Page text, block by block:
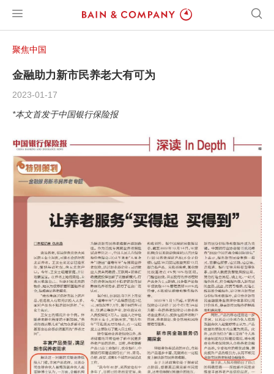
聚焦中国
金融助力新市民养老大有可为
2023-01-17
*本文首发于中国银行保险报